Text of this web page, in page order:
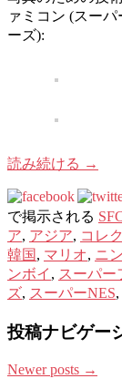
ァミコン (スー
ーズ):
読み続ける →
で掲示される
ア, アジア, コレ
韓国 , マリオ, ニ
ンボイ , スーパー
ズ, スーパーNES,
投稿ナビゲー
Newer posts →